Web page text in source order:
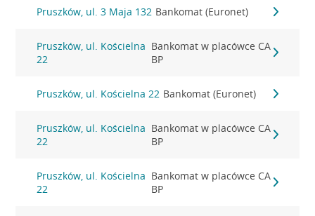
Pruszków, ul. 3 Maja 132 Bankomat (Euronet)
Pruszków, ul. Kościelna
22
Bankomat w placówce CA
BP
Pruszków, ul. Kościelna 22 Bankomat (Euronet)
Pruszków, ul. Kościelna
22
Bankomat w placówce CA
BP
Pruszków, ul. Kościelna
22
Bankomat w placówce CA
BP